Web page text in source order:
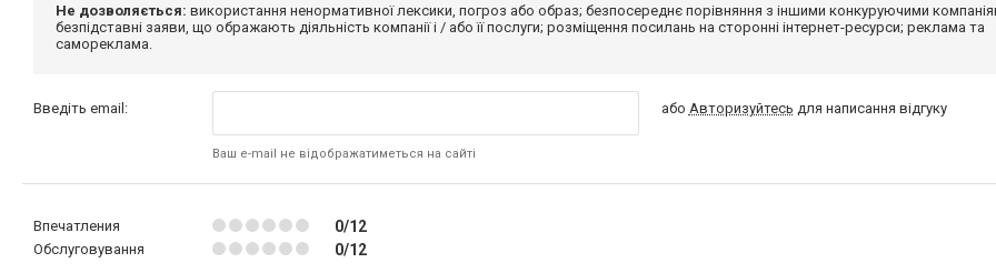
Не дозволяється: використання ненормативної лексики, погроз або образ; безпосереднє порівняння з іншими конкуруючими
безпідставні заяви, що ображають діяльність компанії і / або її послуги; розміщення посилань на сторонні інтернет-ресурси; реклама та
самореклама.
Введіть email:
Ваш e-mail не відображатиметься на сайті
або Авторизуйтесь для написання відгуку
Впечатления 0/12
Обслуговування 0/12